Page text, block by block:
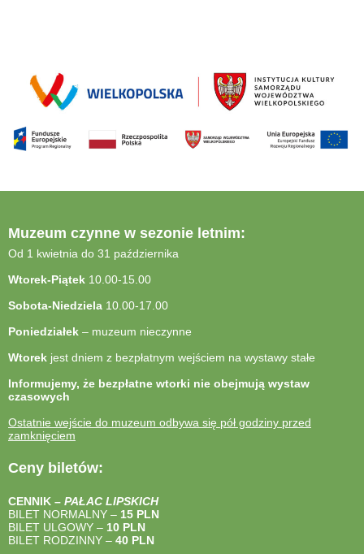
Muzeum czynne w sezonie letnim:
Od 1 kwietnia do 31 października
Wtorek-Piątek 10.00-15.00
Sobota-Niedziela 10.00-17.00
Poniedziałek – muzeum nieczynne
Wtorek jest dniem z bezpłatnym wejściem na wystawy stałe
Informujemy, że bezpłatne wtorki nie obejmują wystaw
czasowych
Ostatnie wejście do muzeum odbywa się pół godziny przed
zamknięciem
Ceny biletów:
CENNIK – PAŁAC LIPSKICH
BILET NORMALNY – 15 PLN
BILET ULGOWY – 10 PLN
BILET RODZINNY – 40 PLN